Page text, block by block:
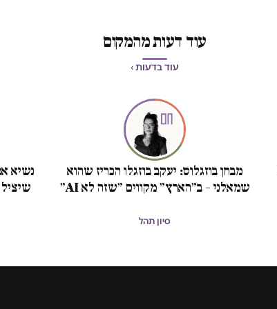
עוד דעות מהמקום
עוד בדעות ›
מבחן בוזגלוס: יעקב בוזגלו הכריז שהוא
שמאלני – ב״הארץ״ מקווים ״שזה לא AI״
סיון תהל
נשיא